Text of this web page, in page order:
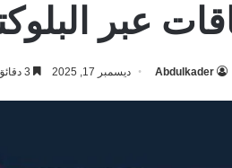
عبر
Abdulkader ديسمبر 17, 2025